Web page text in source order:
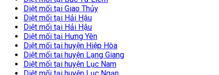
Diệt mối tại Giao Thủy
Diệt mối tại Hải Hậu
Diệt mối tại Hải Hậu
Diệt mối tại Hưng Yên
Diệt mối tại huyện Hiệp Hòa
Diệt mối tại huyện Lạng Giang
Diệt mối tại huyện Lục Nam